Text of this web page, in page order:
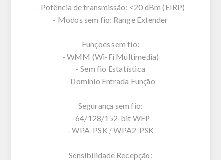
- Potência de transmissão: <20 dBm (EIRP)
- Modos sem fio: Range Extender
Funções sem fio:
- WMM (Wi-Fi Multimedia)
- Sem fio Estatística
- Domínio Entrada Função
Segurança sem fio:
- 64/128/152-bit WEP
- WPA-PSK / WPA2-PSK
Sensibilidade Recepção: